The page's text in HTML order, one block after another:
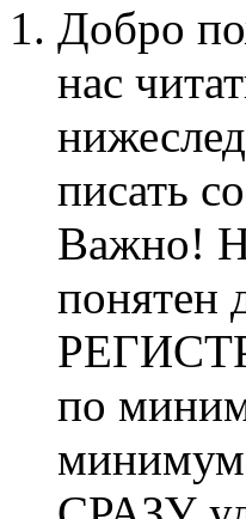
Добро
нас
писать
Важно!
понятен
по